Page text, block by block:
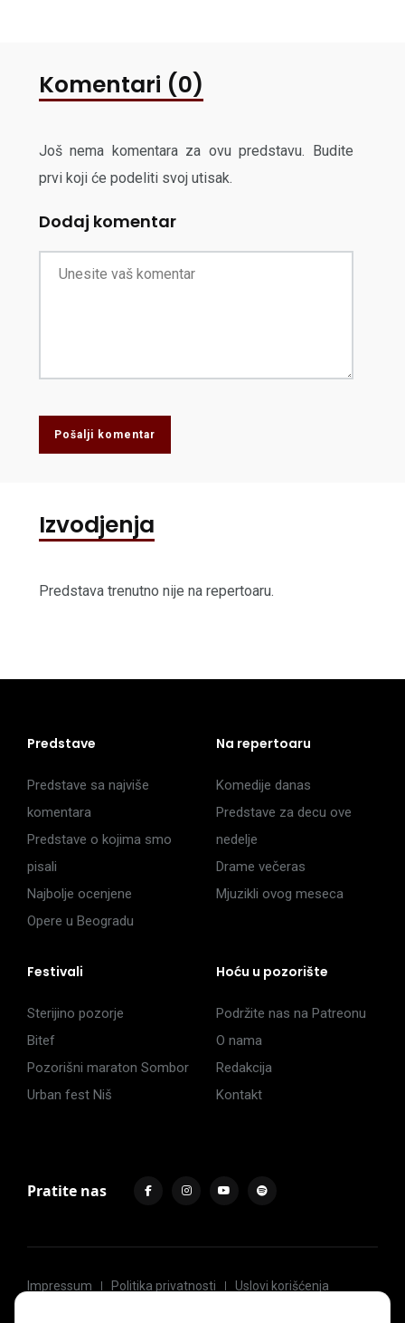
Komentari (0)
Još nema komentara za ovu predstavu. Budite
prvi koji će podeliti svoj utisak.
Dodaj komentar
Pošalji komentar
Izvodjenja
Predstava trenutno nije na repertoaru.
Predstave
Predstave sa najviše
komentara
Predstave o kojima smo
pisali
Najbolje ocenjene
Opere u Beogradu
Na repertoaru
Komedije danas
Predstave za decu ove
nedelje
Drame večeras
Mjuzikli ovog meseca
Festivali
Sterijino pozorje
Bitef
Pozorišni maraton Sombor
Urban fest Niš
Hoću u pozorište
Podržite nas na Patreonu
O nama
Redakcija
Kontakt
Pratite nas
Impressum Politika privatnosti
Uslovi korišćenja